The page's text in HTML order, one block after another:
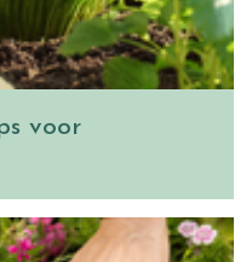
voor